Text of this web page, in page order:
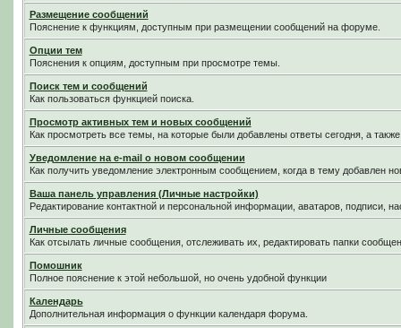
Размещение сообщений
Пояснение к функциям, доступным при размещении сообщений на форуме.
Опции тем
Пояснения к опциям, доступным при просмотре темы.
Поиск тем и сообщений
Как пользоваться функцией поиска.
Просмотр активных тем и новых сообщений
Как просмотреть все темы, на которые были добавлены ответы сегодня, а
Уведомление на е-mail о новом сообщении
Как получить уведомление электронным сообщением, когда в тему добавлен
Ваша панель управления (Личные настройки)
Редактирование контактной и персональной информации, аватаров, подписи,
Личные сообщения
Как отсылать личные сообщения, отслеживать их, редактировать папки
Помошник
Полное пояснение к этой небольшой, но очень удобной функции
Календарь
Дополнительная информация о функции календаря форума.